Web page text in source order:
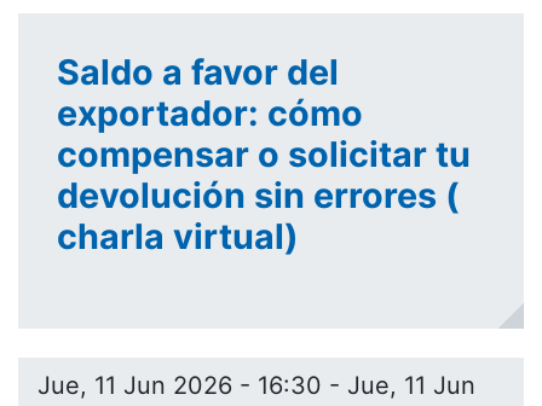
Saldo a favor del
exportador: cómo
compensar o solicitar tu
devolución sin errores (
charla virtual)
Jue, 11 Jun 2026 - 16:30 - Jue, 11 Jun